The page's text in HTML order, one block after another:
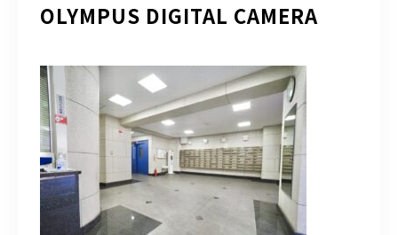
OLYMPUS DIGITAL CAMERA
お客様の声
よくある質問
ブログ
アクセス